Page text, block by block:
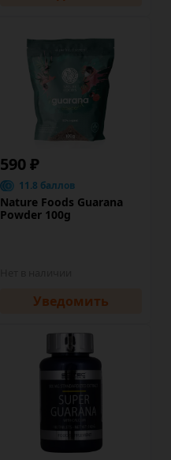
590 ₽
11.8 баллов
Nature Foods Guarana
Powder 100g
Уведомить